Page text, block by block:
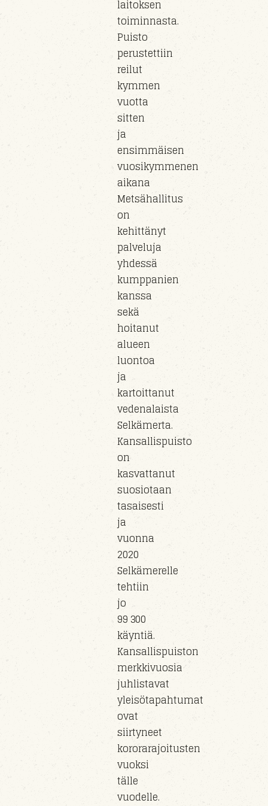
laitoksen
toiminnasta.
Puisto
perustettiin
reilut
kymmen
vuotta
sitten
ja
ensimmäisen
vuosikymmenen
aikana
Metsähallitus
on
kehittänyt
palveluja
yhdessä
kumppanien
kanssa
sekä
hoitanut
alueen
luontoa
ja
kartoittanut
vedenalaista
Selkämerta.
Kansallispuisto
on
kasvattanut
suosiotaan
tasaisesti
ja
vuonna
2020
Selkämerelle
tehtiin
jo
99 300
käyntiä.
Kansallispuiston
merkkivuosia
juhlistavat
yleisötapahtumat
ovat
siirtyneet
kororarajoitusten
vuoksi
tälle
vuodelle.